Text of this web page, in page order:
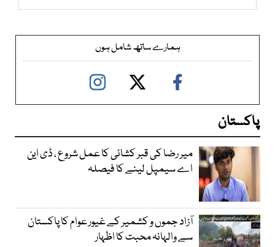
ہمارے ساتھ شامل ہوں
پاکستان
میر رضا کی قبر کشائی کا عمل شروع ، ڈی این
اے سیمپل لینے کا فیصلہ
آزاد جموں و کشمیر کے غیور عوام کا پاکستان
سے والہانہ محبت کا اظہار